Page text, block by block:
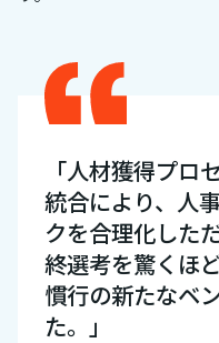
「人材獲得プロ
統合により、人
クを合理化した
終選考を驚くほ
慣行の新たなベ
た。」